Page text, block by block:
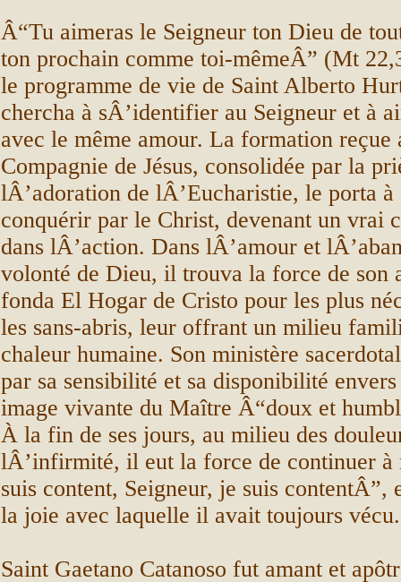
Â“Tu aimeras le Seigneur ton Dieu de
ton prochain comme toi-mêmeÂ” (Mt
le programme de vie de Saint Alberto
chercha à sÂ’identifier au Seigneur et à
avec le même amour. La formation reçue
Compagnie de Jésus, consolidée par la
lÂ’adoration de lÂ’Eucharistie, le porta à
conquérir par le Christ, devenant un vrai
dans lÂ’action. Dans lÂ’amour et
volonté de Dieu, il trouva la force de son
fonda El Hogar de Cristo pour les plus
les sans-abris, leur offrant un milieu
chaleur humaine. Son ministère
par sa sensibilité et sa disponibilité
image vivante du Maître Â“doux et
À la fin de ses jours, au milieu des
lÂ’infirmité, il eut la force de continuer à
suis content, Seigneur, je suis contentÂ”,
la joie avec laquelle il avait toujours vécu.
Saint Gaetano Catanoso fut amant et